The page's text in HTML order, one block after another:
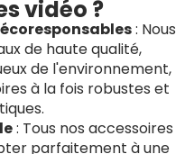
vidéo ?
: Nous
de haute qualité,
de l'environnement,
à la fois robustes et
: Tous nos accessoires
parfaitement à une